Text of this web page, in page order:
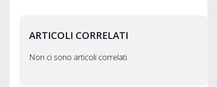
ARTICOLI CORRELATI
Non ci sono articoli correlati.